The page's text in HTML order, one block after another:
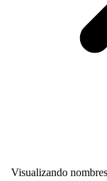
Visualizando